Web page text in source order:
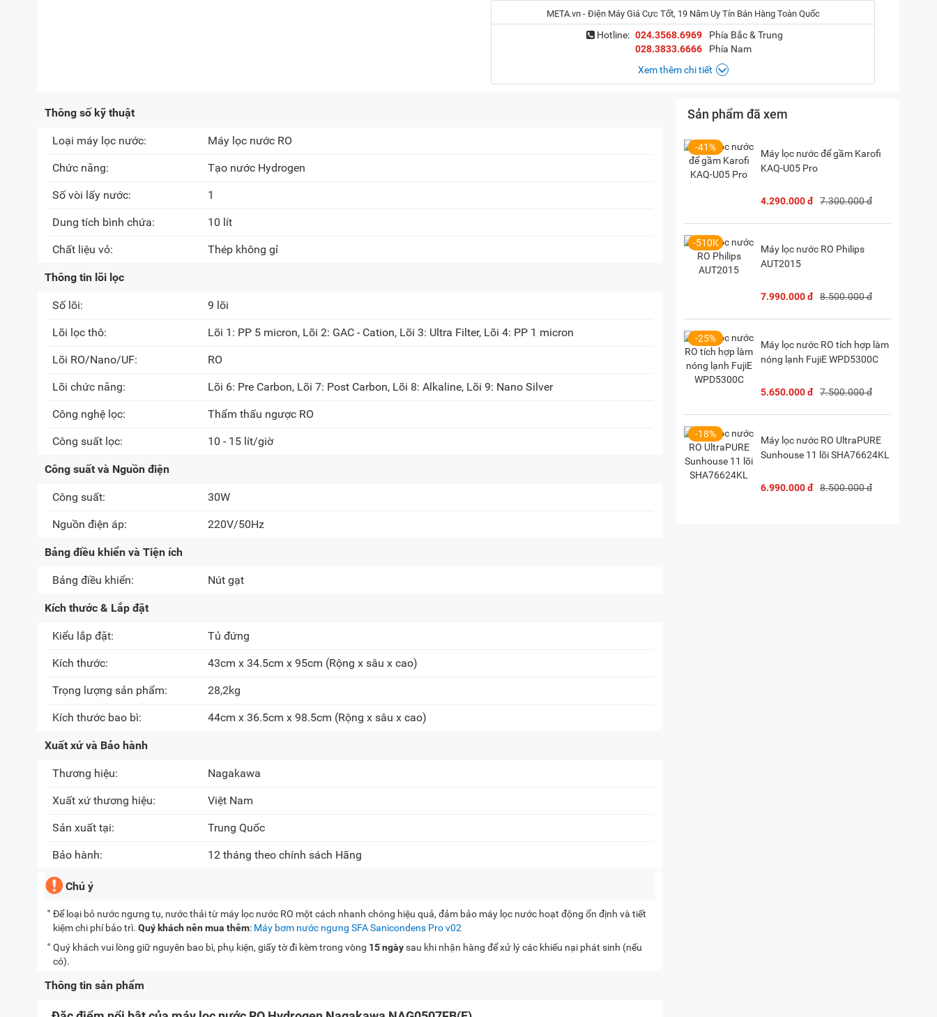
META.vn - Điện Máy Giá Cực Tốt, 19 Năm Uy Tín Bán Hàng Toàn Quốc
Hotline: 024.3568.6969
Phía Bắc & Trung
028.3833.6666
Phía Nam
Xem thêm chi tiết
Địa chỉ:
Chỉ đường)
Chỉ đường)
716-718 Điện Biên Phủ, P. Vườn Lài, TP. HCM( Chỉ đường)
Thông số kỹ thuật
Loại máy lọc nước: Máy lọc nước RO
Chức năng: Tạo nước Hydrogen
Số vòi lấy nước: 1
Dung tích bình chứa: 10 lít
Chất liệu vỏ: Thép không gỉ
Thông tin lõi lọc
Số lõi: 9 lõi
Lõi lọc thô: Lõi 1: PP 5 micron, Lõi 2: GAC - Cation, Lõi 3: Ultra Filter, Lõi 4: PP 1 micron
Lõi RO/Nano/UF: RO
Lõi chức năng: Lõi 6: Pre Carbon, Lõi 7: Post Carbon, Lõi 8: Alkaline, Lõi 9: Nano Silver
Công nghệ lọc: Thẩm thấu ngược RO
Công suất lọc: 10 - 15 lít/giờ
Công suất và Nguồn điện
Công suất: 30W
Nguồn điện áp: 220V/50Hz
Bảng điều khiển và Tiện ích
Bảng điều khiển: Nút gạt
Kích thước & Lắp đặt
Kiểu lắp đặt: Tủ đứng
Kích thước: 43cm x 34.5cm x 95cm (Rộng x sâu x cao)
Trọng lượng sản phẩm: 28,2kg
Kích thước bao bì: 44cm x 36.5cm x 98.5cm (Rộng x sâu x cao)
Xuất xứ và Bảo hành
Thương hiệu: Nagakawa
Xuất xứ thương hiệu: Việt Nam
Sản xuất tại: Trung Quốc
Bảo hành: 12 tháng theo chính sách Hãng
Chú ý
Để loại bỏ nước ngưng tụ, nước thải từ máy lọc nước RO một cách nhanh chóng hiệu quả, đảm bảo máy lọc nước hoạt động ổn định và tiết
kiệm chi phí bảo trì. Quý khách nên mua thêm: Máy bơm nước ngưng SFA Sanicondens Pro v02
Quý khách vui lòng giữ nguyên bao bì, phụ kiện, giấy tờ đi kèm trong vòng 15 ngàysau khi nhận hàng để xử lý các khiếu nại phát sinh (nếu
có).
Thông tin sản phẩm
Sản phẩm đã xem
-41%
Máy lọc nước để gầm Karofi
KAQ-U05 Pro
4.290.000 đ 7.300.000 đ
-510K
Máy lọc nước RO Philips
AUT2015
7.990.000 đ 8.500.000 đ
-25%
Máy lọc nước RO tích hợp làm
nóng lạnh FujiE WPD5300C
5.650.000 đ 7.500.000 đ
-18%
Máy lọc nước RO UltraPURE
Sunhouse 11 lõi SHA76624KL
6.990.000 đ 8.500.000 đ